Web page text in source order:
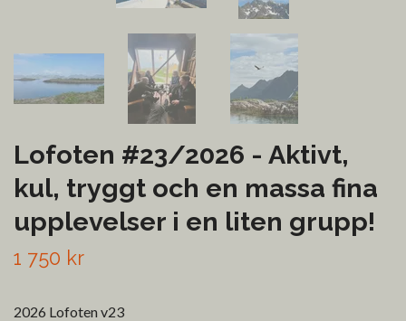
Lofoten #23/2026 - Aktivt,
kul, tryggt och en massa fina
upplevelser i en liten grupp!
1 750 kr
2026 Lofoten v23